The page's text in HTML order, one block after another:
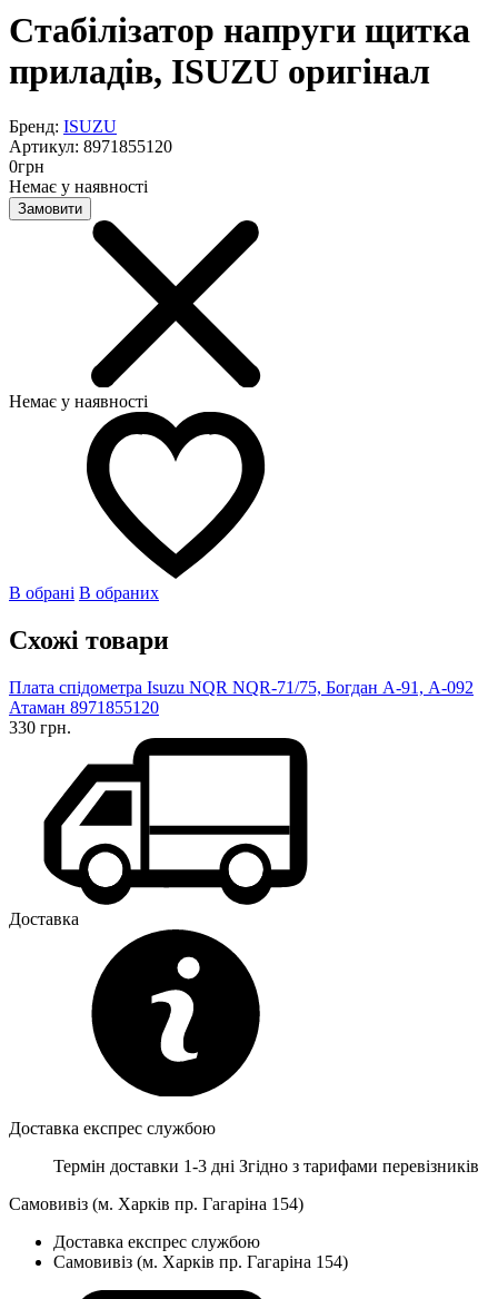
Стабілізатор напруги щитка
приладів, ISUZU оригінал
Бренд: ISUZU
Артикул: 8971855120
0грн
Немає у наявності
Замовити
Немає у наявності
В обрані В обраних
Схожі товари
Плата спідометра Isuzu NQR NQR-71/75, Богдан А-91, А-092
Атаман 8971855120
330 грн.
Доставка
Доставка експрес службою
Термін доставки 1-3 дні Згідно з тарифами перевізників
Самовивіз (м. Харків пр. Гагаріна 154)
Доставка експрес службою
Самовивіз (м. Харків пр. Гагаріна 154)